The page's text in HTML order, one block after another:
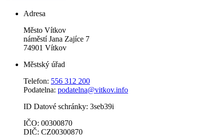
Adresa
Město Vítkov
náměstí Jana Zajíce 7
74901 Vítkov
Městský úřad
Telefon: 556 312 200
Podatelna: podatelna@vitkov.info
ID Datové schránky: 3seb39i
IČO: 00300870
DIČ: CZ00300870